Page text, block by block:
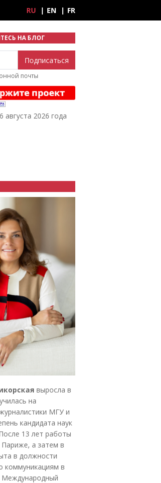
RU EN FR
НА БЛОГ
почты
августа 2026 года
выросла в
на
МГУ и
кандидата наук
13 лет работы
а затем в
в должности
коммуникациям в
Международный